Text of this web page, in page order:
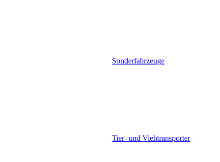
Sonderfahrzeuge
Tier- und Viehtransporter